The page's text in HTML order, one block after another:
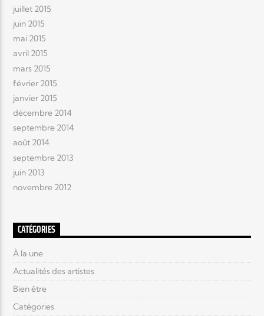
juillet 2015
juin 2015
mai 2015
avril 2015
mars 2015
février 2015
janvier 2015
décembre 2014
septembre 2014
août 2014
septembre 2013
juin 2013
novembre 2012
CATÉGORIES
À la une
Actualités des artistes
Bien être
Catégories